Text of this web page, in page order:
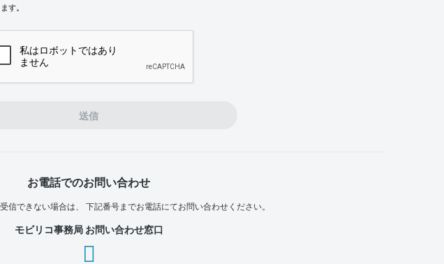
す。
送信
お電話でのお問い合わせ
信できない場合は、 下記番号までお電話にてお問い合わせください。
モビリコ事務局 お問い合わせ窓口